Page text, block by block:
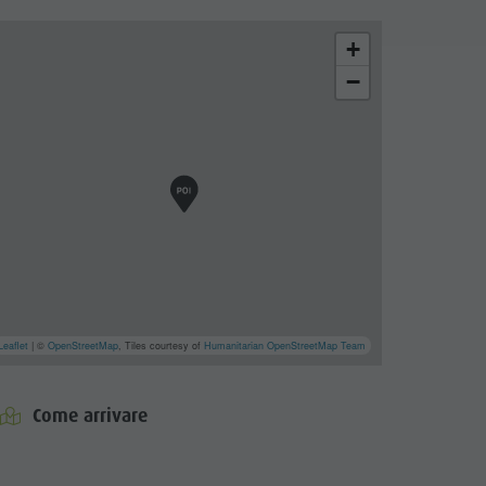
+
−
| ©OpenStreetMap , Tiles courtesy of Humanitarian OpenStreetMap Team
Come arrivare